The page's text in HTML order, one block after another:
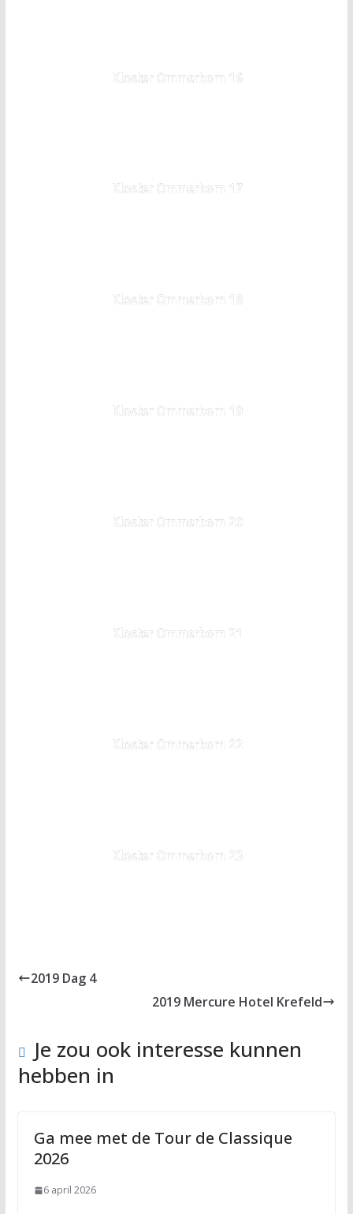
Kloster Ommerborn 16
Kloster Ommerborn 17
Kloster Ommerborn 18
Kloster Ommerborn 19
Kloster Ommerborn 20
Kloster Ommerborn 21
Kloster Ommerborn 22
Kloster Ommerborn 23
2019 Dag 4
2019 Mercure Hotel Krefeld
Je zou ook interesse kunnen
hebben in
Ga mee met de Tour de Classique
2026
6 april 2026